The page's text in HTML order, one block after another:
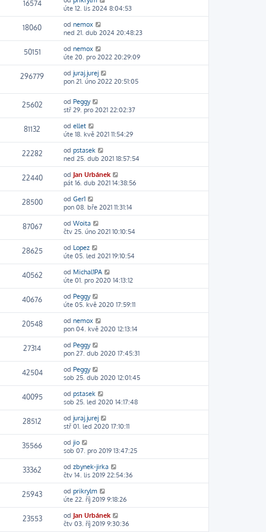
16574
úte 12. lis 2024 8:04:53
18060 od nemox
ned 21. dub 2024 20:48:23
50151 od nemox
úte 20. pro 2022 20:29:09
296779 od juraj.jurej
pon 21. úno 2022 20:51:05
25602 od Peggy
stř 29. pro 2021 22:02:37
81132 od ellet
úte 18. kvě 2021 11:54:29
22282 od pstasek
ned 25. dub 2021 18:57:54
22440 od Jan Urbánek
pát 16. dub 2021 14:38:56
28500 od Ger1
pon 08. bře 2021 11:31:14
87067 od Woita
čtv 25. úno 2021 10:10:54
28625 od Lopez
úte 05. led 2021 19:10:54
40562 od Michal1PA
úte 01. pro 2020 14:13:12
40676 od Peggy
úte 05. kvě 2020 17:59:11
20548 od nemox
pon 04. kvě 2020 12:13:14
27314 od Peggy
pon 27. dub 2020 17:45:31
42504 od Peggy
sob 25. dub 2020 12:01:45
40095 od pstasek
sob 25. led 2020 14:17:48
28512 od juraj.jurej
stř 01. led 2020 17:10:11
35566 od jio
sob 07. pro 2019 13:47:25
33362 od zbynek-jirka
čtv 14. lis 2019 22:54:36
25943 od prikrylm
úte 22. říj 2019 9:18:26
23553 od Jan Urbánek
čtv 03. říj 2019 9:30:36